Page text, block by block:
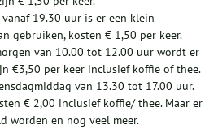
19.30 uur is er een klein
gebruiken, kosten € 1,50 per keer.
van 10.00 tot 12.00 uur wordt er
€3,50 per keer inclusief koffie of thee.
van 13.30 tot 17.00 uur.
€ 2,00 inclusief koffie/ thee. Maar er
worden en nog veel meer.